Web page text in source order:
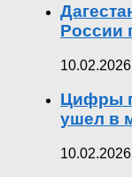
России
Цифры
ушел в